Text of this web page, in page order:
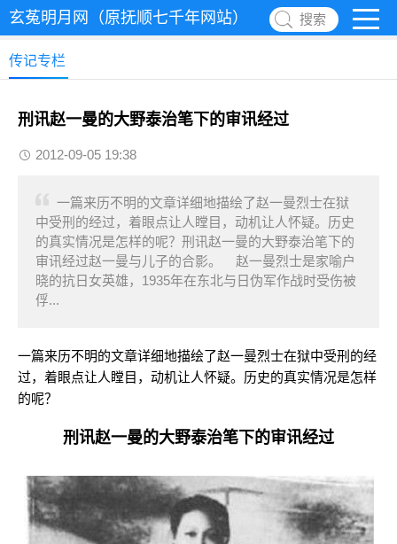
玄菟明月网（原抚顺七千年网站） 搜索
传记专栏
刑讯赵一曼的大野泰治笔下的审讯经过
2012-09-05 19:38
一篇来历不明的文章详细地描绘了赵一曼烈士在狱
中受刑的经过，着眼点让人瞠目，动机让人怀疑。历史
的真实情况是怎样的呢？刑讯赵一曼的大野泰治笔下的
审讯经过赵一曼与儿子的合影。 赵一曼烈士是家喻户
晓的抗日女英雄，1935年在东北与日伪军作战时受伤被
俘...
一篇来历不明的文章详细地描绘了赵一曼烈士在狱中受刑的经
过，着眼点让人瞠目，动机让人怀疑。历史的真实情况是怎样
的呢？
刑讯赵一曼的大野泰治笔下的审讯经过